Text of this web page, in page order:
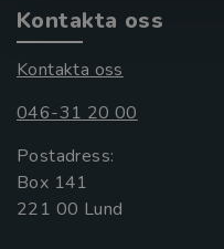
Kontakta oss
Kontakta oss
046-31 20 00
Postadress:
Box 141
221 00 Lund